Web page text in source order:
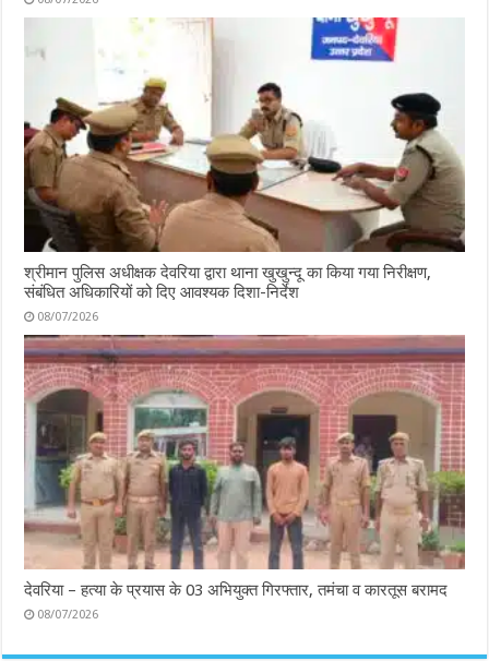
श्रीमान पुलिस अधीक्षक देवरिया द्वारा थाना खुखुन्दू का किया गया निरीक्षण,
संबंधित अधिकारियों को दिए आवश्यक दिशा-निर्देश
08/07/2026
देवरिया – हत्या के प्रयास के 03 अभियुक्त गिरफ्तार, तमंचा व कारतूस बरामद
08/07/2026